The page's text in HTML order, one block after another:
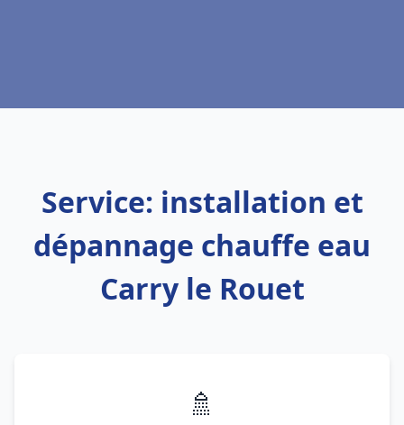
Service: installation et
dépannage chauffe eau
Carry le Rouet
🚿